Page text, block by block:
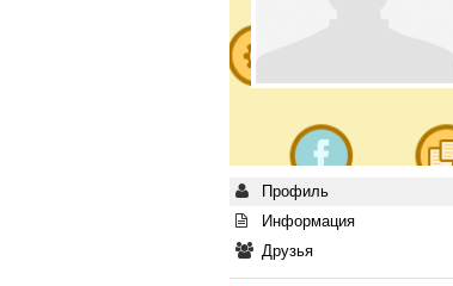
Профиль
Информация
Друзья